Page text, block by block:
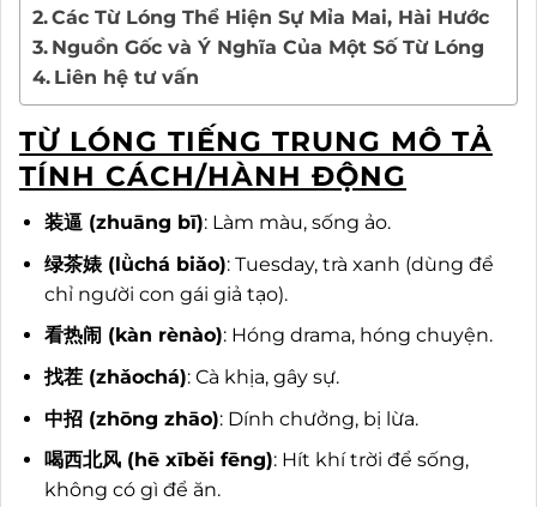
Các Từ Lóng Thể Hiện Sự Mỉa Mai, Hài Hước
Nguồn Gốc và Ý Nghĩa Của Một Số Từ Lóng
Liên hệ tư vấn
TỪ LÓNG TIẾNG TRUNG MÔ TẢ
TÍNH CÁCH/HÀNH ĐỘNG
装逼 (zhuāng bī): Làm màu, sống ảo.
绿茶婊 (lǜchá biǎo): Tuesday, trà xanh (dùng để
chỉ người con gái giả tạo).
看热闹 (kàn rènào): Hóng drama, hóng chuyện.
找茬 (zhǎochá): Cà khịa, gây sự.
中招 (zhōng zhāo): Dính chưởng, bị lừa.
喝西北风 (hē xīběi fēng): Hít khí trời để sống,
không có gì để ăn.